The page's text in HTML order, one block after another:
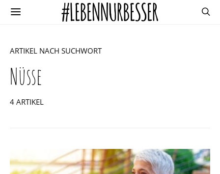
ARTIKEL NACH SUCHWORT
Nüsse
4 ARTIKEL